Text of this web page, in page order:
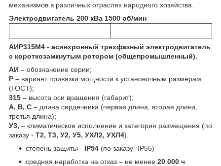
механизмов в различных отраслях народного хозяйства.
Электродвигатель 200 кВа 1500 об/мин
АИР315М4 - асинхронный трехфазный электродвигатель
с короткозамкнутым ротором (общепромышленный).
АИ – обозначение серии;
Р – вариант привязки мощности к установочным размерам
(ГОСТ);
315 – высота оси вращения (габарит);
А, В, С – длина сердечника (первая длина, вторая длина,
третья длина);
У3, – климатическое исполнение и категория размещения (по
заказу - Т2, Т3, У2, У5, УХЛ2, УХЛ4).
cтепень защиты - IP54 (по заказу -IP55)
средняя наработка на отказ – не менее 20 000 ч